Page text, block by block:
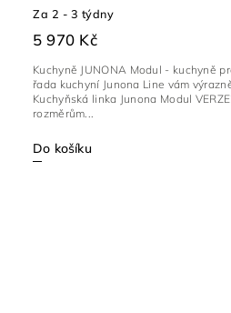
Za 2 - 3 týdny
5 970 Kč
Do košíku
Kuchyně JUNONA Modul - kuchyně
řada kuchyní Junona Line vám
Kuchyňská linka Junona Modul
rozměrům...